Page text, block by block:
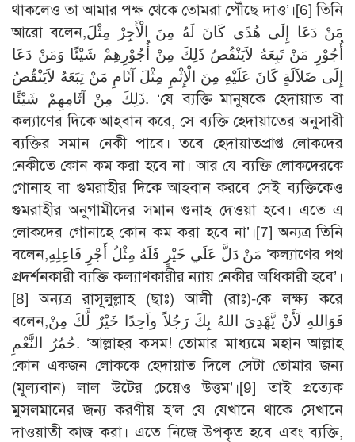
থাকলেও তা আমার পক্ষ থেকে তোমরা পৌঁছে দাও’।[6] তিনি
আরো বলেন,مَنْ دَعَا إِلَى هُدًى كَانَ لَهُ مِنَ الْأَجِرْ مِثْلَ
أُجُوْرِ مَنْ تَبِعَهُ لاَيَنْقُصُ ذَلِكَ مِنْ أُجُوْرِهِمْ شَيْئًا وَمَنْ دَعَا
إِلَى ضَلاَلَةٍ كَانَ عَلَيْهِ مِنَ الْإِثْمِ مِثْلَ آثَامِ مَنْ تِبَعَهُ لاَيَنْقُصُ
ذَلِكَ مِنْ آثَامِهِمْ شَيْئًا. ‘যে ব্যক্তি মানুষকে হেদায়াত বা
কল্যাণের দিকে আহবান করে, সে ব্যক্তি হেদায়াতের অনুসারী
ব্যক্তির সমান নেকী পাবে। তবে হেদায়াতপ্রাপ্ত লোকদের
নেকীতে কোন কম করা হবে না। আর যে ব্যক্তি লোকদেরকে
গোনাহ বা গুমরাহীর দিকে আহবান করবে সেই ব্যক্তিকেও
গুমরাহীর অনুগামীদের সমান গুনাহ দেওয়া হবে। এতে এ
লোকদের গোনাহে কোন কম করা হবে না’।[7] অন্যত্র তিনি
বলেন,مَنْ دَلَّ عَلَي خَيْرٍ فَلَهُ مِثْلُ أَجْرِ فَاعِلِهِ ‘কল্যাণের পথ
প্রদর্শনকারী ব্যক্তি কল্যাণকারীর ন্যায় নেকীর অধিকারী হবে’।
[8] অন্যত্র রাসূলুল্লাহ (ছাঃ) আলী (রাঃ)-কে লক্ষ্য করে
বলেন,فَوَاللهِ لَأَنْ يَّهْدِىَ اللهُ بِكَ رَجُلاً واَحِدًا خَيْرٌ لَّكَ مِنْ
حُمُرُ النَّعْمِ. ‘আল্লাহর কসম! তোমার মাধ্যমে মহান আল্লাহ
কোন একজন লোককে হেদায়াত দিলে সেটা তোমার জন্য
(মূল্যবান) লাল উটের চেয়েও উত্তম’।[9] তাই প্রত্যেক
মুসলমানের জন্য করণীয় হ’ল যে যেখানে থাকে সেখানে
দাওয়াতী কাজ করা। এতে নিজে উপকৃত হবে এবং ব্যক্তি,